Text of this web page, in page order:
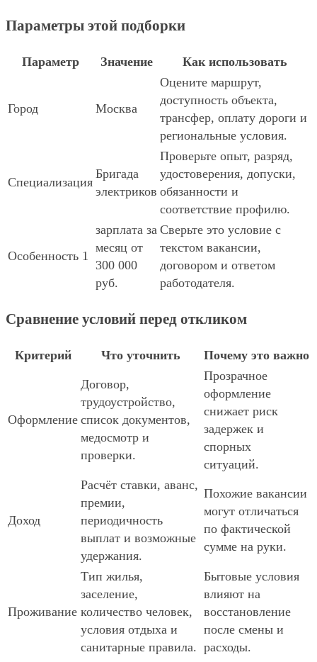
Параметры этой подборки
Параметр Значение Как использовать
Город Москва
Оцените маршрут,
доступность объекта,
трансфер, оплату дороги и
региональные условия.
Специализация
Бригада
электриков
Проверьте опыт, разряд,
удостоверения, допуски,
обязанности и
соответствие профилю.
Особенность 1
зарплата за
месяц от
300 000
руб.
Сверьте это условие с
текстом вакансии,
договором и ответом
работодателя.
Сравнение условий перед откликом
Критерий Что уточнить Почему это важно
Оформление
Договор,
трудоустройство,
список документов,
медосмотр и
проверки.
Прозрачное
оформление
снижает риск
задержек и
спорных
ситуаций.
Доход
Расчёт ставки, аванс,
премии,
периодичность
выплат и возможные
удержания.
Похожие вакансии
могут отличаться
по фактической
сумме на руки.
Проживание
Тип жилья,
заселение,
количество человек,
условия отдыха и
санитарные правила.
Бытовые условия
влияют на
восстановление
после смены и
расходы.